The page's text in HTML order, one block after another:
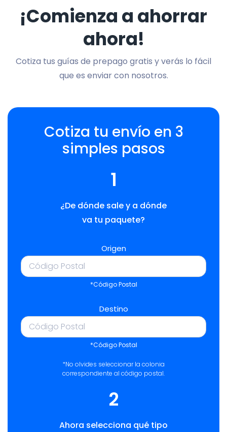
¡Comienza a ahorrar
ahora!
Cotiza tus guías de prepago gratis y verás lo fácil
que es enviar con nosotros.
Cotiza tu envío en 3
simples pasos
1
¿De dónde sale y a dónde
va tu paquete?
Origen
*Código Postal
Destino
*Código Postal
*No olvides seleccionar la colonia
correspondiente al código postal.
2
Ahora selecciona qué tipo